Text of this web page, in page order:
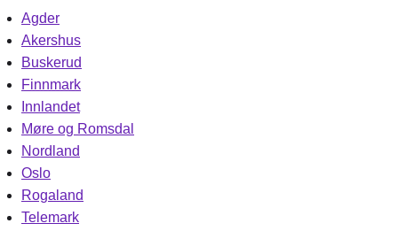
Agder
Akershus
Buskerud
Finnmark
Innlandet
Møre og Romsdal
Nordland
Oslo
Rogaland
Telemark